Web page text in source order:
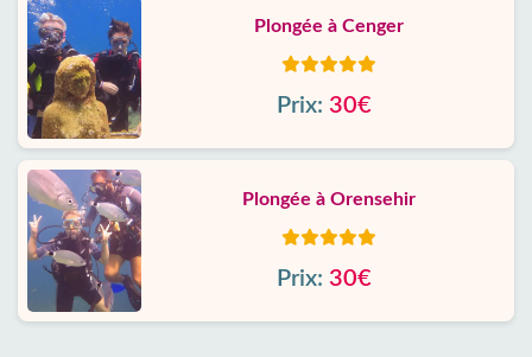
Plongée à Cenger
Prix: 30€
Plongée à Orensehir
Prix: 30€